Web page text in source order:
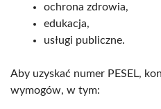
ochrona zdrowia,
edukacja,
usługi publiczne.
Aby uzyskać numer PESEL,
wymogów, w tym: